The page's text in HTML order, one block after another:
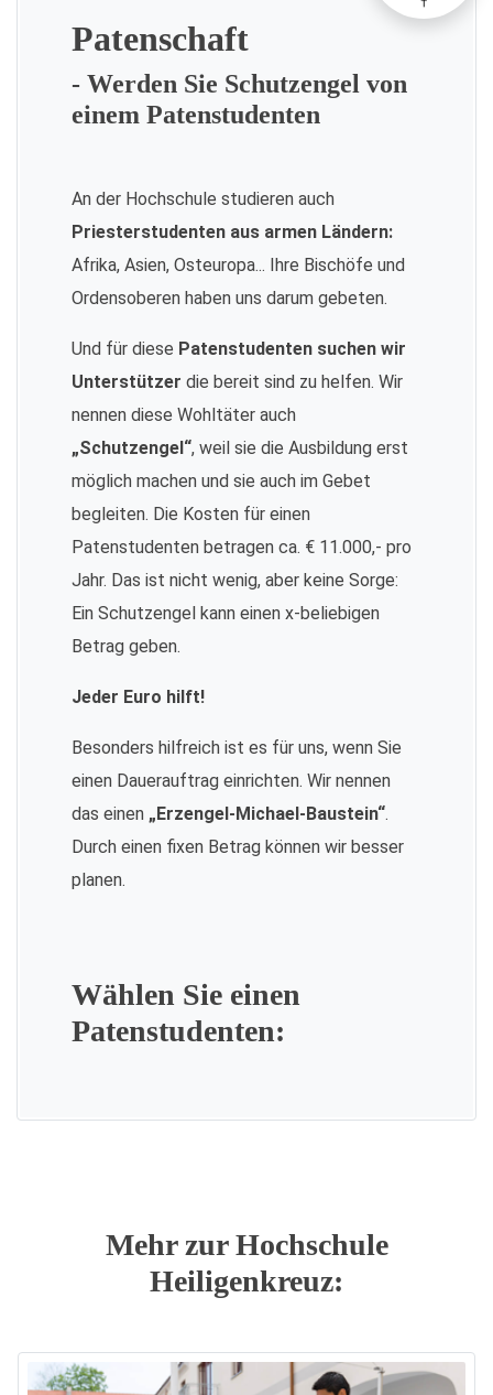
Patenschaft
- Werden Sie Schutzengel von
einem Patenstudenten
An der Hochschule studieren auch
Priesterstudenten aus armen Ländern:
Afrika, Asien, Osteuropa... Ihre Bischöfe und
Ordensoberen haben uns darum gebeten.
Und für diese Patenstudenten suchen wir
Unterstützer die bereit sind zu helfen. Wir
nennen diese Wohltäter auch
„Schutzengel“, weil sie die Ausbildung erst
möglich machen und sie auch im Gebet
begleiten. Die Kosten für einen
Patenstudenten betragen ca. € 11.000,- pro
Jahr. Das ist nicht wenig, aber keine Sorge:
Ein Schutzengel kann einen x-beliebigen
Betrag geben.
Jeder Euro hilft!
Besonders hilfreich ist es für uns, wenn Sie
einen Dauerauftrag einrichten. Wir nennen
das einen „Erzengel-Michael-Baustein“.
Durch einen fixen Betrag können wir besser
planen.
Wählen Sie einen
Patenstudenten:
Mehr zur Hochschule
Heiligenkreuz: